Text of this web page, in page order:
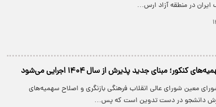
در منطقه آزاد ارس…
کنکور؛ مبنای جدید پذیرش از سال ۱۴۰۴ اجرایی می‌شود
معین شورای عالی انقلاب فرهنگی بازنگری و اصلاح سهمیه‌های
دانشجو در دست تدوین است که پس…